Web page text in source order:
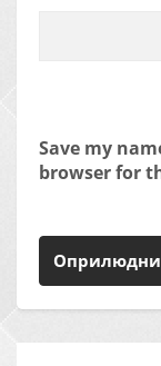
Save my
browser for